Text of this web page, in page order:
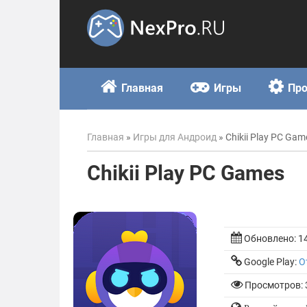
Главная Игры
Главная » Игры для Андроид » Chikii Play PC
Chikii Play PC Games
Обновлено:
Google Play:
Просмотров: